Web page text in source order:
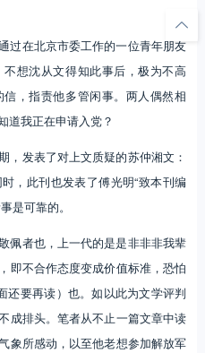
在北京市委工作的一位青年朋友
想沈从文得知此事后，极为不高
，指责他多管闲事。两人偶然相
道我正在申请入党？
发表了对上文质疑的苏仲湘文：
，此刊也发表了傅光明“致本刊编
是可靠的。
者也，上一代的是是非非非我辈
即不合作态度变成价值标准，恐怕
还要再读）也。如以此为文学评判
成排头。笔者从不止一篇文章中读
象所感动，以至他老想参加解放军